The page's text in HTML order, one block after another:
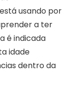
usando por
a ter
é indicada
idade
dentro da